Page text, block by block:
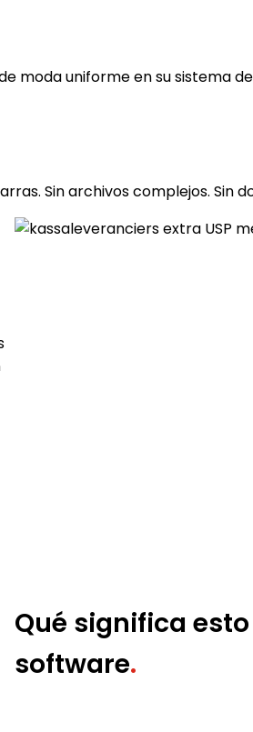
moda uniforme en su sistema
Sin archivos complejos. Sin
Qué significa
software.